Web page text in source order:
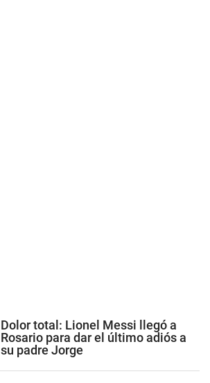
Dolor total: Lionel Messi llegó a
Rosario para dar el último adiós a
su padre Jorge